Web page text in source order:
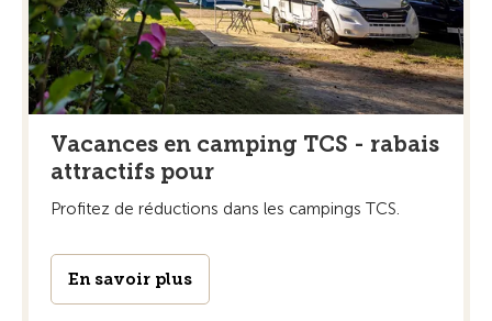
Vacances en camping TCS - rabais
attractifs pour
Profitez de réductions dans les campings TCS.
En savoir plus